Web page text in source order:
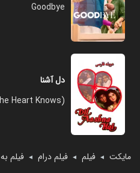
مایکت ◄ فیلم ◄ فیلم درام ◄ فیلم
Goodbye
دل آشنا
Heart Knows)